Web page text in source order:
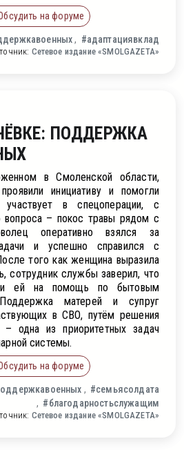
на форуме
#адаптациявклад
Сетевое издание «SMOLGAZETA»
ПОДДЕРЖКА
в Смоленской области,
инициативу и помогли
в спецоперации, с
вопроса – покос травы рядом с
оперативно взялся за
и успешно справился с
того как женщина выразила
сотрудник службы заверил, что
ей на помощь по бытовым
матерей и супруг
в СВО, путём решения
– одна из приоритетных задач
системы.
на форуме
#семьясолдата
#благодарностьслужащим
Сетевое издание «SMOLGAZETA»